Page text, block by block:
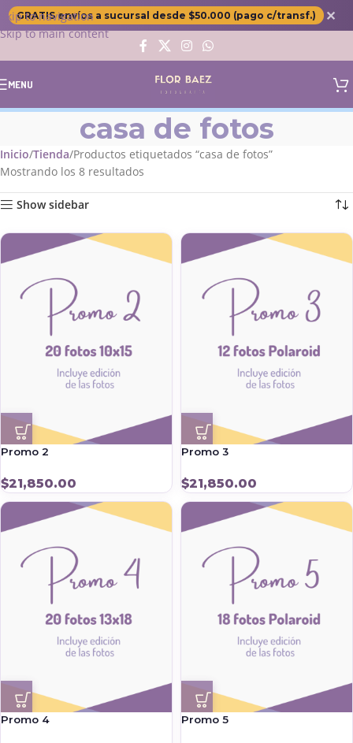
Skip to navigation
Skip to main content
GRATIS envíos a sucursal desde $50.000 (pago c/transf.) ✕
MENU
casa de fotos
Inicio Tienda Productos etiquetados “casa de fotos”
Mostrando los 8 resultados
Show sidebar
Promo 2
$21,850.00
Promo 3
$21,850.00
Promo 4 Promo 5